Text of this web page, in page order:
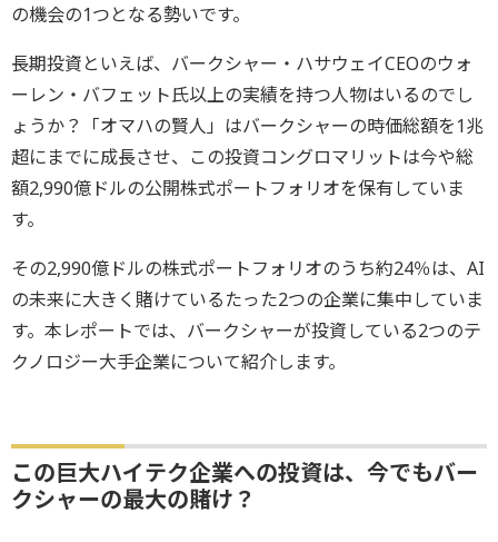
の機会の1つとなる勢いです。
長期投資といえば、バークシャー・ハサウェイCEOのウォ
ーレン・バフェット氏以上の実績を持つ人物はいるのでし
ょうか？「オマハの賢人」はバークシャーの時価総額を1兆
超にまでに成長させ、この投資コングロマリットは今や総
額2,990億ドルの公開株式ポートフォリオを保有していま
す。
その2,990億ドルの株式ポートフォリオのうち約24％は、AI
の未来に大きく賭けているたった2つの企業に集中していま
す。本レポートでは、バークシャーが投資している2つのテ
クノロジー大手企業について紹介します。
この巨大ハイテク企業への投資は、今でもバー
クシャーの最大の賭け？